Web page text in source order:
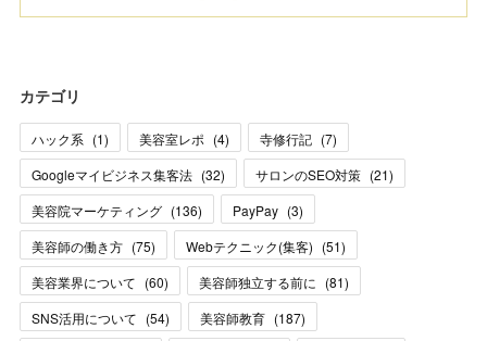
カテゴリ
ハック系 (1) 美容室レポ (4) 寺修行記 (7)
Googleマイビジネス集客法 (32) サロンのSEO対策 (21)
美容院マーケティング (136) PayPay (3)
美容師の働き方 (75) Webテクニック(集客) (51)
美容業界について (60) 美容師独立する前に (81)
SNS活用について (54) 美容師教育 (187)